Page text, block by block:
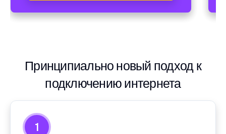
Принципиально новый подход к
подключению интернета
1